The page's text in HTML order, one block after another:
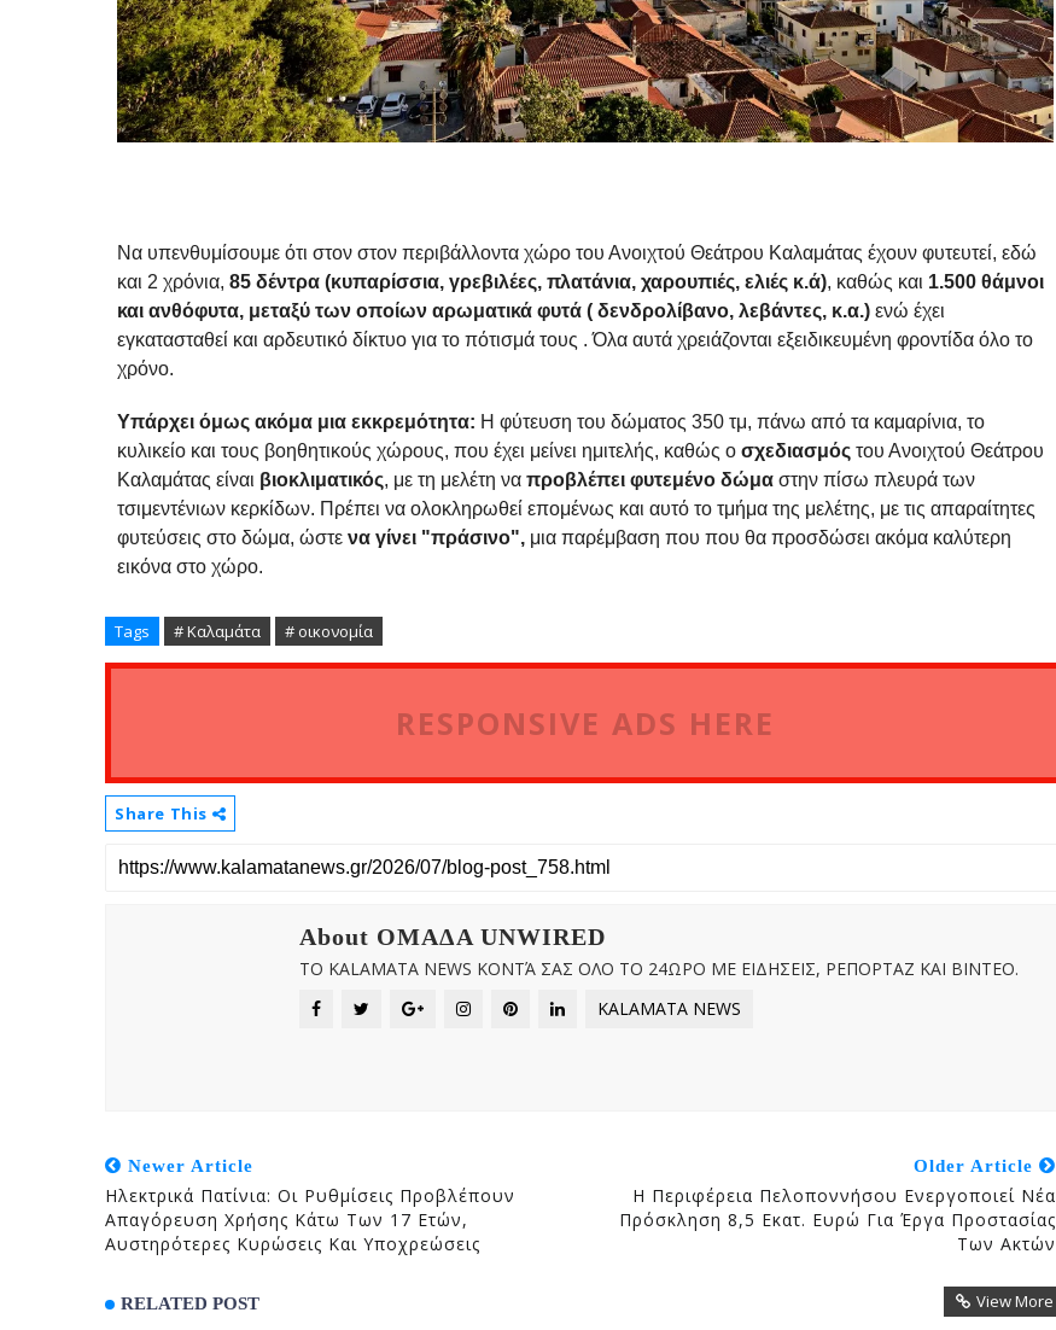
Να υπενθυμίσουμε ότι στον στον περιβάλλοντα χώρο του Ανοιχτού Θεάτρου Καλαμάτας έχουν φυτευτεί, εδώ
και 2 χρόνια, 85 δέντρα (κυπαρίσσια, γρεβιλέες, πλατάνια, χαρουπιές, ελιές κ.ά), καθώς και 1.500 θάμνοι
και ανθόφυτα, μεταξύ των οποίων αρωματικά φυτά ( δενδρολίβανο, λεβάντες, κ.α.) ενώ έχει
εγκατασταθεί και αρδευτικό δίκτυο για το πότισμά τους . Όλα αυτά χρειάζονται εξειδικευμένη φροντίδα όλο το
χρόνο.
Υπάρχει όμως ακόμα μια εκκρεμότητα: Η φύτευση του δώματος 350 τμ, πάνω από τα καμαρίνια, το
κυλικείο και τους βοηθητικούς χώρους, που έχει μείνει ημιτελής, καθώς ο σχεδιασμός του Ανοιχτού Θεάτρου
Καλαμάτας είναι βιοκλιματικός, με τη μελέτη να προβλέπει φυτεμένο δώμα στην πίσω πλευρά των
τσιμεντένιων κερκίδων. Πρέπει να ολοκληρωθεί επομένως και αυτό το τμήμα της μελέτης, με τις απαραίτητες
φυτεύσεις στο δώμα, ώστε να γίνει "πράσινο", μια παρέμβαση που που θα προσδώσει ακόμα καλύτερη
εικόνα στο χώρο.
Tags # Καλαμάτα # οικονομία
RESPONSIVE ADS HERE
Share This
About OMAΔΑ UNWIRED
ΤΟ KALAMATA NEWS ΚΟΝΤΆ ΣΑΣ ΟΛΟ ΤΟ 24ΩΡΟ ΜΕ ΕΙΔΗΣΕΙΣ, ΡΕΠΟΡΤΑΖ ΚΑΙ ΒΙΝΤΕΟ.
KALAMATA NEWS
Newer Article
Ηλεκτρικά Πατίνια: Οι Ρυθμίσεις Προβλέπουν
Απαγόρευση Χρήσης Κάτω Των 17 Ετών,
Αυστηρότερες Κυρώσεις Και Υποχρεώσεις
Older Article
Η Περιφέρεια Πελοποννήσου Ενεργοποιεί Νέα
Πρόσκληση 8,5 Εκατ. Ευρώ Για Έργα Προστασίας
Των Ακτών
RELATED POST View More